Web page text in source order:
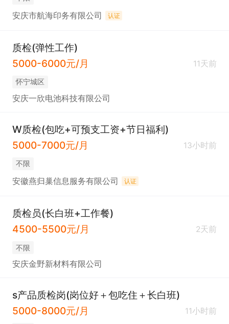
安庆市航海印务有限公司 认证
质检(弹性工作)
5000-6000元/月
11天前
怀宁城区
安庆一欣电池科技有限公司
W质检(包吃+可预支工资+节日福利)
5000-7000元/月
13小时前
不限
安徽燕归巢信息服务有限公司 认证
质检员(长白班+工作餐)
4500-5500元/月
2天前
不限
安庆金野新材料有限公司
s产品质检岗(岗位好＋包吃住＋长白班)
5000-8000元/月
11小时前